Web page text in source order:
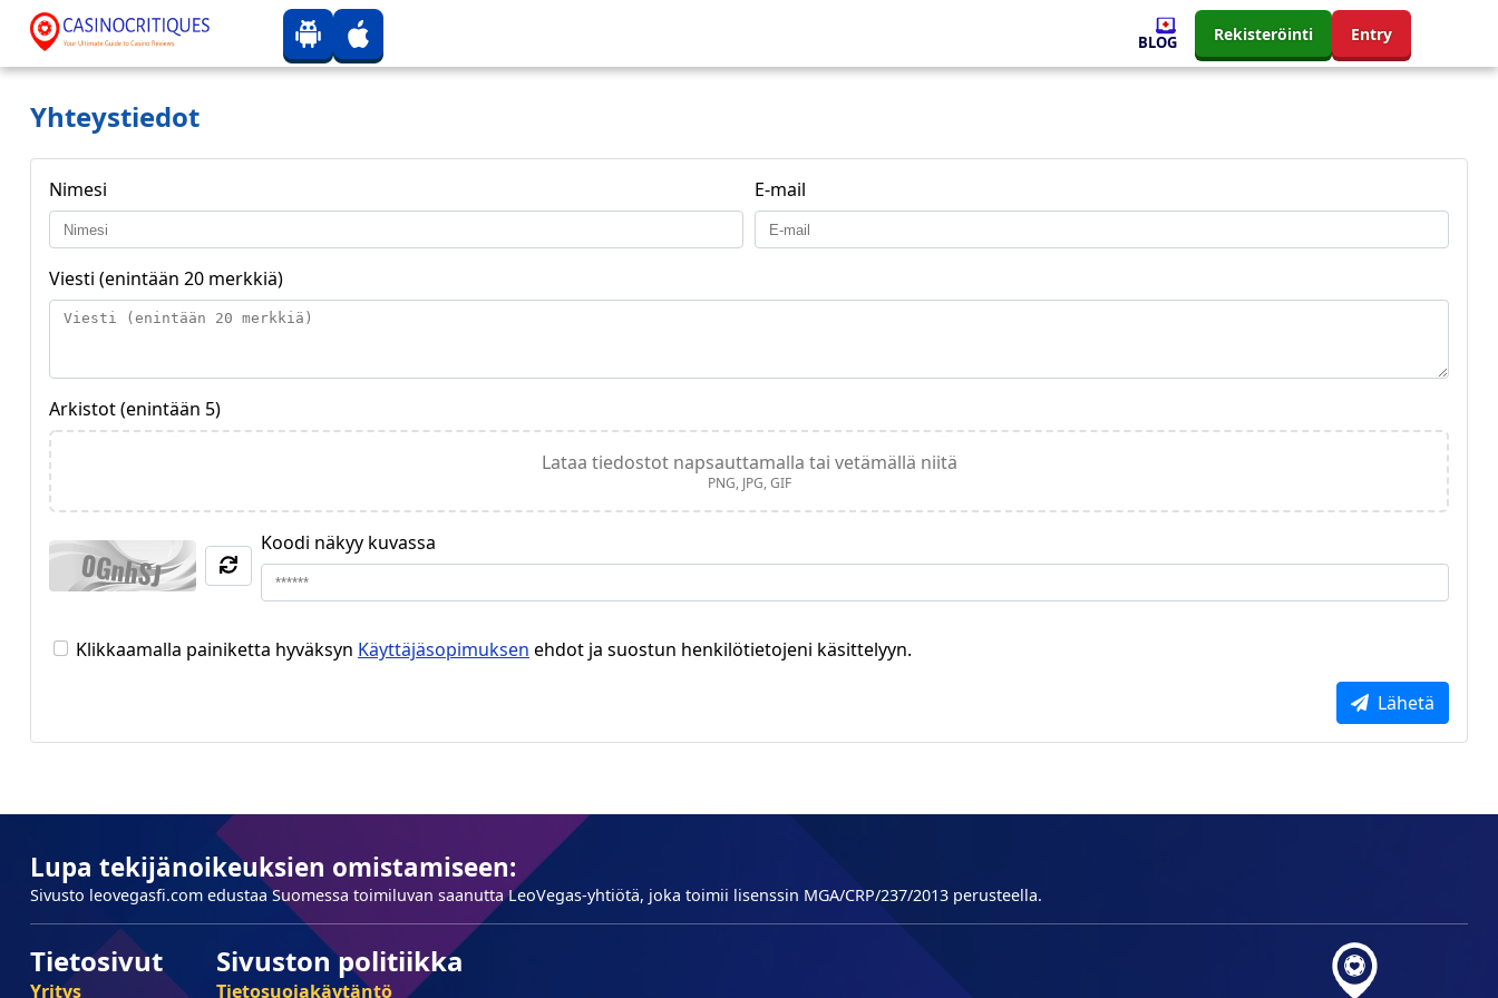
BLOG Rekisteröinti Entry
Yhteystiedot
Nimesi E-mail
Viesti (enintään 20 merkkiä)
Arkistot (enintään 5)
Lataa tiedostot napsauttamalla tai vetämällä niitä
PNG, JPG, GIF
Koodi näkyy kuvassa
Klikkaamalla painiketta hyväksyn Käyttäjäsopimuksen ehdot ja suostun henkilötietojeni käsittelyyn.
Lähetä
Lupa tekijänoikeuksien omistamiseen:
Sivusto leovegasfi.com edustaa Suomessa toimiluvan saanutta LeoVegas-yhtiötä, joka toimii lisenssin MGA/CRP/237/2013 perusteella.
Tietosivut
Yritys
Sivuston politiikka
Tietosuojakäytäntö